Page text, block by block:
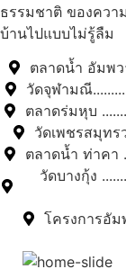
ธรรมชาติ ของควา
บ้านไปแบบไม่รู้ลืม
ตลาดน้ำ อัมพวา
วัดจุฬามณี
ตลาดร่มหุบ
วัดเพชรสมุทร
ตลาดน้ำ ท่าคา
วัดบางกุ้ง
โครงการอัม